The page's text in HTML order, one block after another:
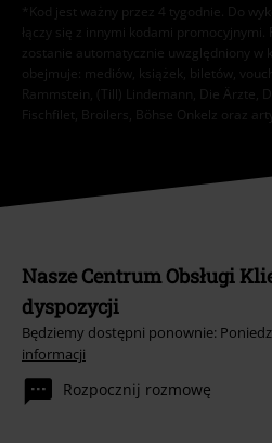
*Kod jest ważny przez 4 tygodnie. Do
łączy się z innymi kodami
zostanie automatycznie uwzględniony w
obejmuje: mediów, książek, biletów,
Rammstein, (Till) Lindemann, Die Ärzte,
Fischfilet, Broilers, Böhse Onkelz oraz
Nasze Centrum Obsługi
dyspozycji
Będziemy dostępni ponownie:
informacji
Rozpocznij rozmowę